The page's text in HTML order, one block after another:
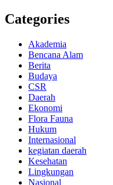
Categories
Akademia
Bencana Alam
Berita
Budaya
CSR
Daerah
Ekonomi
Flora Fauna
Hukum
Internasional
kegiatan daerah
Kesehatan
Lingkungan
Nasional